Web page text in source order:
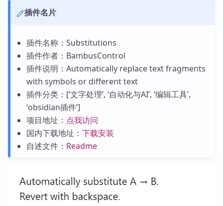
插件名片
插件名称：Substitutions
插件作者：BambusControl
插件说明：Automatically replace text fragments
with symbols or different text
插件分类：[‘文字处理’, ‘自动化与AI’, ‘编辑工具’,
‘obsidian插件’]
项目地址： 点我访问
国内下载地址： 下载安装
自述文件： Readme